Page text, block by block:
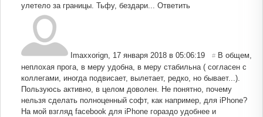
улетело за границы. Тьфу, бездари...
Ответить
Imaxxorign 17 января 2018 в 05:06:19 # В общем,
неплохая прога, в меру удобна, в меру стабильна ( согласен с
коллегами, иногда подвисает, вылетает, редко, но бывает...).
Пользуюсь активно, в целом доволен. Не понятно, почему
нельзя сделать полноценный софт, как например, для iPhone?
На мой взгляд facebook для iPhone гораздо удобнее и